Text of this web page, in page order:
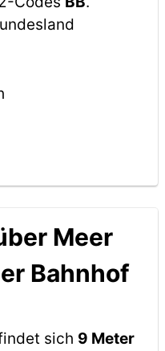
Meer
Bahnhof
sich 9 Meter